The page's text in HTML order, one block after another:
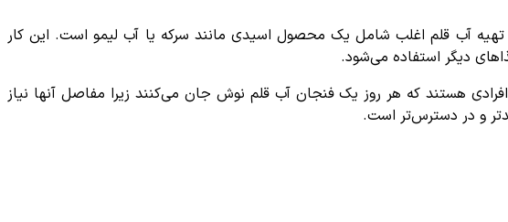
آب قلم اغلب شامل یک محصول اسیدی مانند سرکه یا آب لیمو است. این کار
دیگر استفاده می‌شود.
هستند که هر روز یک فنجان آب قلم نوش جان می‌کنند زیرا مفاصل آنها نیاز
و در دسترس‌تر است.